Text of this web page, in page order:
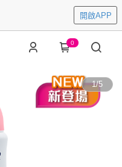
開啟APP
0
1/5